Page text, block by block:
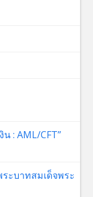
: AML/CFT”
ะบาทสมเด็จพระ